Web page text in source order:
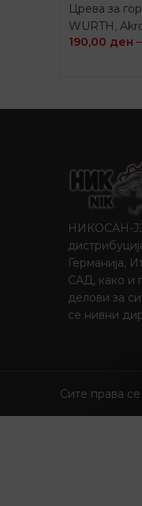
Црева за
WURTH,
190,00 ден –
НИКОСАН-ЈЗ
Германија,
САД, како и
делови за
се нивни
Сите права